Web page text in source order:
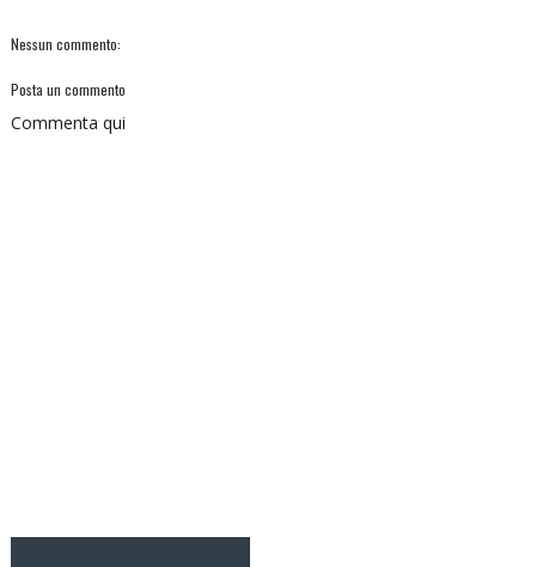
Nessun commento:
Posta un commento
Commenta qui